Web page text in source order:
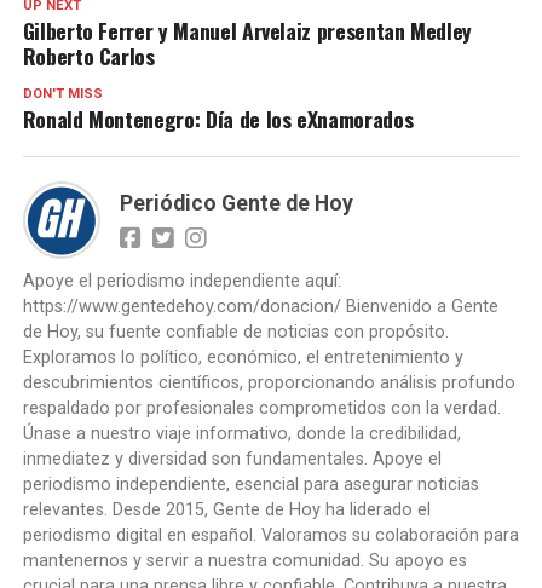
UP NEXT
Gilberto Ferrer y Manuel Arvelaiz presentan Medley
Roberto Carlos
DON'T MISS
Ronald Montenegro: Día de los eXnamorados
Periódico Gente de Hoy
Apoye el periodismo independiente aquí:
https://www.gentedehoy.com/donacion/ Bienvenido a Gente
de Hoy, su fuente confiable de noticias con propósito.
Exploramos lo político, económico, el entretenimiento y
descubrimientos científicos, proporcionando análisis profundo
respaldado por profesionales comprometidos con la verdad.
Únase a nuestro viaje informativo, donde la credibilidad,
inmediatez y diversidad son fundamentales. Apoye el
periodismo independiente, esencial para asegurar noticias
relevantes. Desde 2015, Gente de Hoy ha liderado el
periodismo digital en español. Valoramos su colaboración para
mantenernos y servir a nuestra comunidad. Su apoyo es